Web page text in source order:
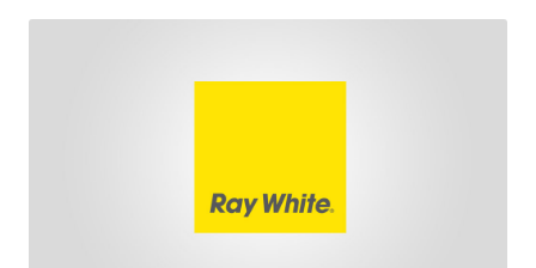
ini menjadi semakin istimewa karena Ray White Indonesia
tahun berturut-turut, sebuah bukti nyata atas konsistensi,